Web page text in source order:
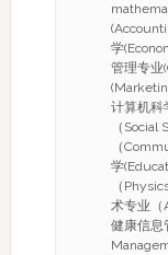
学
管理专业
计算机科
（Social
（
学
（
术专业（
健康信息